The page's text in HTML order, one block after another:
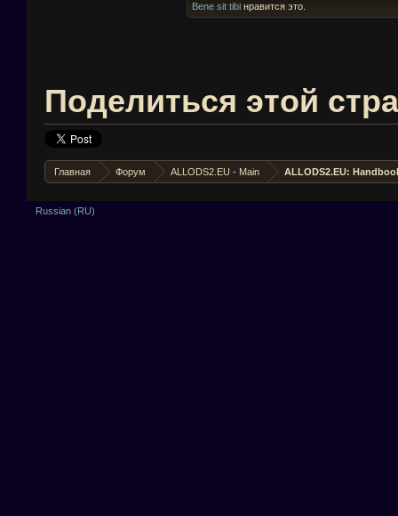
Bene sit tibi нравится это.
Поделиться этой
Главная Форум ALLODS2.EU - Main ALLODS2.EU:
Russian (RU)